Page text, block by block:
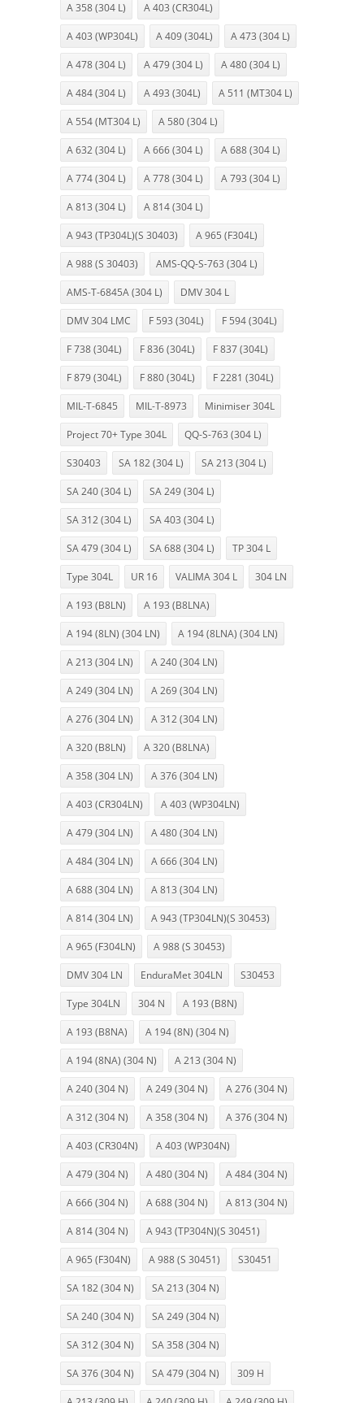
A 358 (304 L) A 403 (CR304L)
A 403 (WP304L) A 409 (304L) A 473 (304 L)
A 478 (304 L) A 479 (304 L) A 480 (304 L)
A 484 (304 L) A 493 (304L) A 511 (MT304 L)
A 554 (MT304 L) A 580 (304 L)
A 632 (304 L) A 666 (304 L) A 688 (304 L)
A 774 (304 L) A 778 (304 L) A 793 (304 L)
A 813 (304 L) A 814 (304 L)
A 943 (TP304L)(S 30403) A 965 (F304L)
A 988 (S 30403) AMS-QQ-S-763 (304 L)
AMS-T-6845A (304 L) DMV 304 L
DMV 304 LMC F 593 (304L) F 594 (304L)
F 738 (304L) F 836 (304L) F 837 (304L)
F 879 (304L) F 880 (304L) F 2281 (304L)
MIL-T-6845 MIL-T-8973 Minimiser 304L
Project 70+ Type 304L QQ-S-763 (304 L)
S30403 SA 182 (304 L) SA 213 (304 L)
SA 240 (304 L) SA 249 (304 L)
SA 312 (304 L) SA 403 (304 L)
SA 479 (304 L) SA 688 (304 L) TP 304 L
Type 304L UR 16 VALIMA 304 L 304 LN
A 193 (B8LN) A 193 (B8LNA)
A 194 (8LN) (304 LN) A 194 (8LNA) (304 LN)
A 213 (304 LN) A 240 (304 LN)
A 249 (304 LN) A 269 (304 LN)
A 276 (304 LN) A 312 (304 LN)
A 320 (B8LN) A 320 (B8LNA)
A 358 (304 LN) A 376 (304 LN)
A 403 (CR304LN) A 403 (WP304LN)
A 479 (304 LN) A 480 (304 LN)
A 484 (304 LN) A 666 (304 LN)
A 688 (304 LN) A 813 (304 LN)
A 814 (304 LN) A 943 (TP304LN)(S 30453)
A 965 (F304LN) A 988 (S 30453)
DMV 304 LN EnduraMet 304LN S30453
Type 304LN 304 N A 193 (B8N)
A 193 (B8NA) A 194 (8N) (304 N)
A 194 (8NA) (304 N) A 213 (304 N)
A 240 (304 N) A 249 (304 N) A 276 (304 N)
A 312 (304 N) A 358 (304 N) A 376 (304 N)
A 403 (CR304N) A 403 (WP304N)
A 479 (304 N) A 480 (304 N) A 484 (304 N)
A 666 (304 N) A 688 (304 N) A 813 (304 N)
A 814 (304 N) A 943 (TP304N)(S 30451)
A 965 (F304N) A 988 (S 30451) S30451
SA 182 (304 N) SA 213 (304 N)
SA 240 (304 N) SA 249 (304 N)
SA 312 (304 N) SA 358 (304 N)
SA 376 (304 N) SA 479 (304 N) 309 H